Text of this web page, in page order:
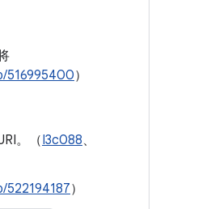
516995400）
。（I3c088、
522194187）